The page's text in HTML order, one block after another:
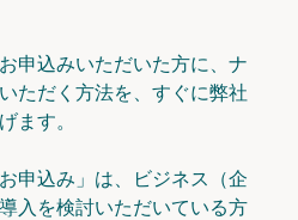
申込みいただいた方に、ナ
ただく方法を、すぐに弊社
ます。
申込み」は、ビジネス（企
入を検討いただいている方